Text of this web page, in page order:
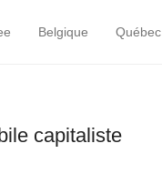
Menu
contentBelgique Québec
capitaliste